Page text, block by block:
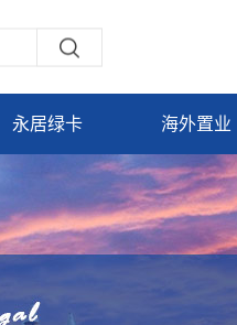
永居绿卡 海外置业